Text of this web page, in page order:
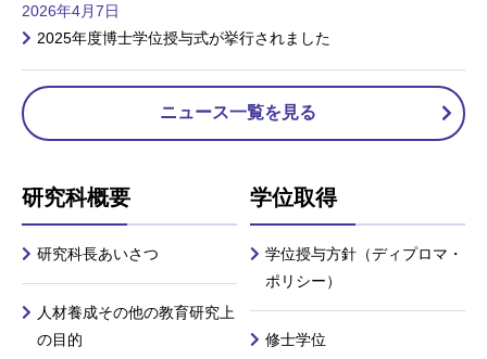
2026年4月7日
2025年度博士学位授与式が挙行されました
ニュース一覧を見る
研究科概要
研究科長あいさつ
人材養成その他の教育研究上
の目的
学位取得
学位授与方針（ディプロマ・
ポリシー）
修士学位